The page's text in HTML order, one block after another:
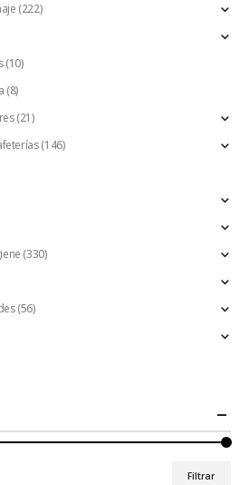
(222)
(10)
(8)
(21)
(146)
(330)
(56)
Filtrar